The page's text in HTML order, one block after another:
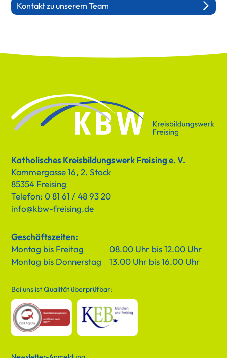
Kontakt zu unserem Team
Katholisches Kreisbildungswerk Freising e. V.
Kammergasse 16, 2. Stock
85354 Freising
Telefon: 0 81 61 / 48 93 20
info@kbw-freising.de
Geschäftszeiten:
Montag bis Freitag
08.00 Uhr bis 12.00 Uhr
Montag bis Donnerstag
13.00 Uhr bis 16.00 Uhr
Bei uns ist Qualität überprüfbar: